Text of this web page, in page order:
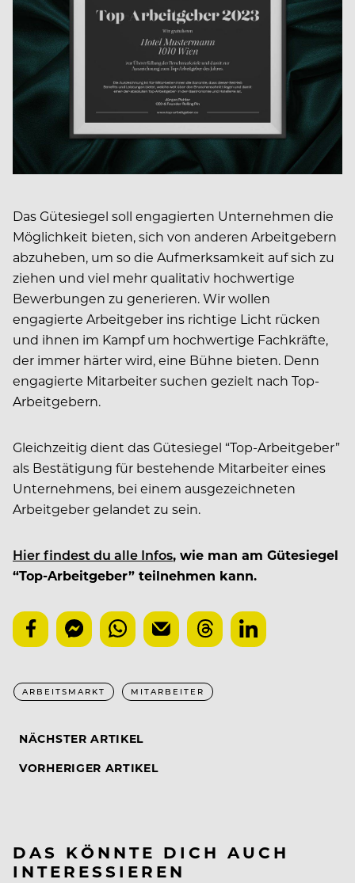
Das Gütesiegel soll engagierten Unternehmen die
Möglichkeit bieten, sich von anderen Arbeitgebern
abzuheben, um so die Aufmerksamkeit auf sich zu
ziehen und viel mehr qualitativ hochwertige
Bewerbungen zu generieren. Wir wollen
engagierte Arbeitgeber ins richtige Licht rücken
und ihnen im Kampf um hochwertige Fachkräfte,
der immer härter wird, eine Bühne bieten. Denn
engagierte Mitarbeiter suchen gezielt nach Top-
Arbeitgebern.
Gleichzeitig dient das Gütesiegel “Top-Arbeitgeber”
als Bestätigung für bestehende Mitarbeiter eines
Unternehmens, bei einem ausgezeichneten
Arbeitgeber gelandet zu sein.
Hier findest du alle Infos, wie man am Gütesiegel
“Top-Arbeitgeber” teilnehmen kann.
ARBEITSMARKT MITARBEITER
NÄCHSTER ARTIKEL
VORHERIGER ARTIKEL
DAS KÖNNTE DICH AUCH
INTERESSIEREN